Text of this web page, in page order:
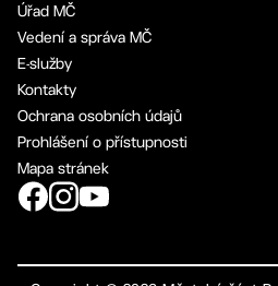
Úřad MČ
Vedení a správa MČ
E-služby
Kontakty
Ochrana osobních údajů
Prohlášení o přístupnosti
Mapa stránek